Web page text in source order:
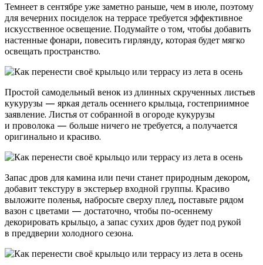
Темнеет в сентябре уже заметно раньше, чем в июле, поэтому
для вечерних посиделок на террасе требуется эффективное
искусственное освещение. Подумайте о том, чтобы добавить
настенные фонари, повесить гирлянду, которая будет мягко
освещать пространство.
Простой самодельный венок из длинных скрученных листьев
кукурузы — яркая деталь осеннего крыльца, гостеприимное
заявление. Листья от собранной в огороде кукурузы
и проволока — больше ничего не требуется, а получается
оригинально и красиво.
Запас дров для камина или печи станет природным декором,
добавит текстуру в экстерьер входной группы. Красиво
выложите поленья, набросьте сверху плед, поставьте рядом
вазон с цветами — достаточно, чтобы по-осеннему
декорировать крыльцо, а запас сухих дров будет под рукой
в преддверии холодного сезона.